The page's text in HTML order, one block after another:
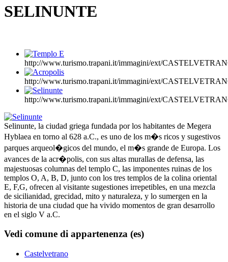
SELINUNTE
http://www.turismo.trapani.it/immagini/ext/
http://www.turismo.trapani.it/immagini/ext/
http://www.turismo.trapani.it/immagini/ext/
Selinunte, la ciudad griega fundada por los habitantes de Megera
Hyblaea en torno al 628 a.C., es uno de los m�s ricos y sugestivos
parques arqueol�gicos del mundo, el m�s grande de Europa. Los
avances de la acr�polis, con sus altas murallas de defensa, las
majestuosas columnas del templo C, las imponentes ruinas de los
templos O, A, B, D, junto con los tres templos de la colina oriental
E, F,G, ofrecen al visitante sugestiones irrepetibles, en una mezcla
de sicilianidad, grecidad, mito y naturaleza, y lo sumergen en la
historia de una ciudad que ha vivido momentos de gran desarrollo
en el siglo V a.C.
Vedi comune di appartenenza (es)
Castelvetrano